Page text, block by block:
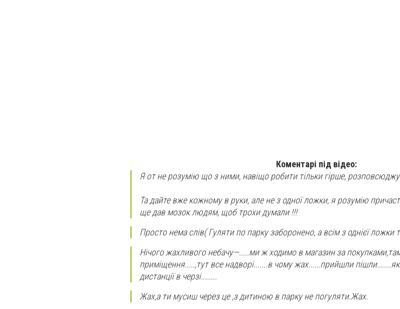
Коментарі під відео:
Я от не розумію що з ними, навіщо робити тільки гірше,
Та дайте вже кожному в руки, але не з одної ложки, я розумію
ще дав мозок людям, щоб трохи думали !!!
Просто нема слів( Гуляти по парку заборонено, а всім з однієї ложки
Нічого жахливого небачу—.....ми ж ходимо в магазин за
приміщення.....,тут все надворі.......в чому жах......прийшли
дистанції в черзі........
Жах,а ти мусиш через це ,з дитиною в парку не погуляти.Жах.